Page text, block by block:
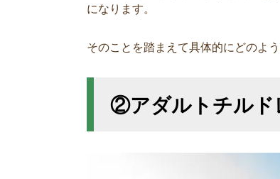
になります。
そのことを踏まえて具体的にどのよ
②アダルトチルド